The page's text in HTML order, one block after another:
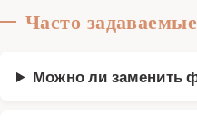
Часто
Можно ли заменить